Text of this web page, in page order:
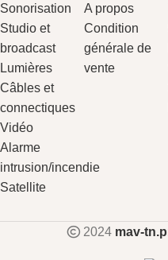
Sonorisation
Studio et
broadcast
Lumières
Câbles et
connectiques
Vidéo
Alarme
intrusion/incendie
Satellite
A propos
Condition
générale de
vente
2024 mav-